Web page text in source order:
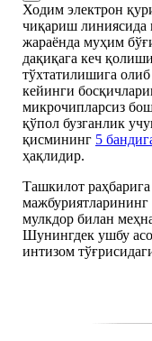
Ходим электрон
чиқариш линиясида
жараёнда муҳим
дақиқага кеч
тўхтатилишига
кейинги
микрочипларсиз
қўпол бузганлик
қисмининг 5
ҳақлидир.
Ташкилот
мулкдор билан
Шунингдек ушбу
интизом